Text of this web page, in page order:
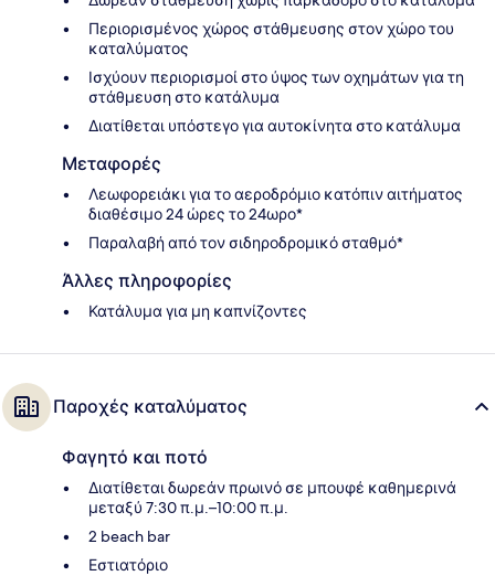
Περιορισμένος χώρος στάθμευσης στον χώρο του
καταλύματος
Ισχύουν περιορισμοί στο ύψος των οχημάτων για τη
στάθμευση στο κατάλυμα
Διατίθεται υπόστεγο για αυτοκίνητα στο κατάλυμα
Μεταφορές
Λεωφορειάκι για το αεροδρόμιο κατόπιν αιτήματος
διαθέσιμο 24 ώρες το 24ωρο*
Παραλαβή από τον σιδηροδρομικό σταθμό*
Άλλες πληροφορίες
Κατάλυμα για μη καπνίζοντες
Παροχές καταλύματος
Φαγητό και ποτό
Διατίθεται δωρεάν πρωινό σε μπουφέ καθημερινά
μεταξύ 7:30 π.μ.–10:00 π.μ.
2 beach bar
Εστιατόριο